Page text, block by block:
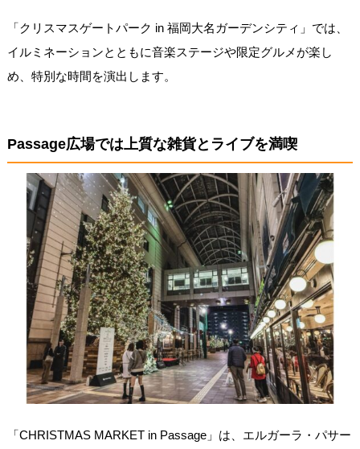
「クリスマスゲートパーク in 福岡大名ガーデンシティ」では、
イルミネーションとともに音楽ステージや限定グルメが楽し
め、特別な時間を演出します。
Passage広場では上質な雑貨とライブを満喫
「CHRISTMAS MARKET in Passage」は、エルガーラ・パサー